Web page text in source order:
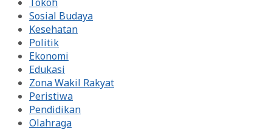
Sosial Budaya
Kesehatan
Politik
Ekonomi
Edukasi
Zona Wakil Rakyat
Peristiwa
Pendidikan
Olahraga